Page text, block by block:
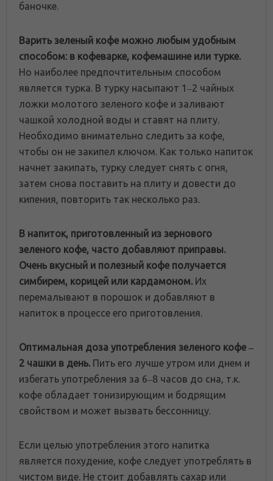
баночке.
Варить зеленый кофе можно любым удобным
способом: в кофеварке, кофемашине или турке.
Но наиболее предпочтительным способом
является турка. В турку насыпают 1‒2 чайных
ложки молотого зеленого кофе и заливают
чашкой холодной воды и ставят на плиту.
Необходимо внимательно следить за кофе,
чтобы он не закипел ключом. Как только напиток
начнет закипать, турку следует снять с огня,
затем снова поставить на плиту и довести до
кипения, повторить так несколько раз.
В напиток, приготовленный из зернового
зеленого кофе, часто добавляют приправы.
Очень вкусный и полезный кофе получается
симбирем, корицей или кардамоном. Их
перемалывают в порошок и добавляют в
напиток в процессе его приготовления.
Оптимальная доза употребления зеленого кофе ‒
2 чашки в день. Пить его лучше утром или днем и
избегать употребления за 6‒8 часов до сна, т.к.
кофе обладает тонизирующим и бодрящим
свойством и может вызвать бессонницу.
Если целью употребления этого напитка
является похудение, кофе следует употреблять в
чистом виде. Не стоит добавлять сахар или